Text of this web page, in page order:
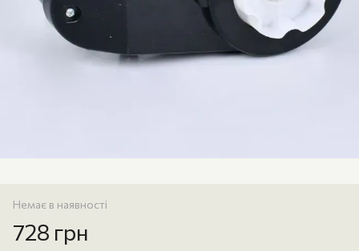
Немає в наявності
728 грн